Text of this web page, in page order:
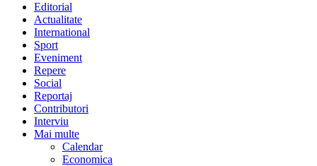
Editorial
Actualitate
International
Sport
Eveniment
Repere
Social
Reportaj
Contributori
Interviu
Mai multe
Calendar
Economica